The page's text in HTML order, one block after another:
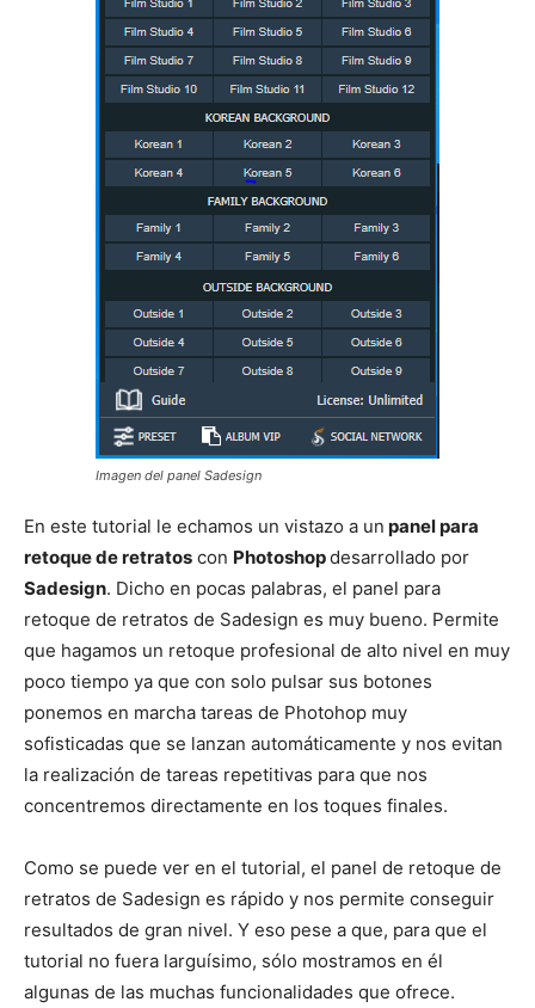
Imagen del panel Sadesign
En este tutorial le echamos un vistazo a un panel para
retoque de retratos con Photoshopdesarrollado por
Sadesign. Dicho en pocas palabras, el panel para
retoque de retratos de Sadesign es muy bueno. Permite
que hagamos un retoque profesional de alto nivel en muy
poco tiempo ya que con solo pulsar sus botones
ponemos en marcha tareas de Photohop muy
sofisticadas que se lanzan automáticamente y nos evitan
la realización de tareas repetitivas para que nos
concentremos directamente en los toques finales.
Como se puede ver en el tutorial, el panel de retoque de
retratos de Sadesign es rápido y nos permite conseguir
resultados de gran nivel. Y eso pese a que, para que el
tutorial no fuera larguísimo, sólo mostramos en él
algunas de las muchas funcionalidades que ofrece.